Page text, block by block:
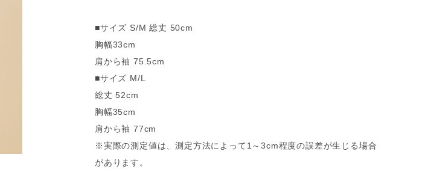
■サイズ S/M 総丈 50cm
胸幅33cm
肩から袖 75.5cm
■サイズ M/L
総丈 52cm
胸幅35cm
肩から袖 77cm
※実際の測定値は、測定方法によって1～3cm程度の誤差が生じる場合
があります。